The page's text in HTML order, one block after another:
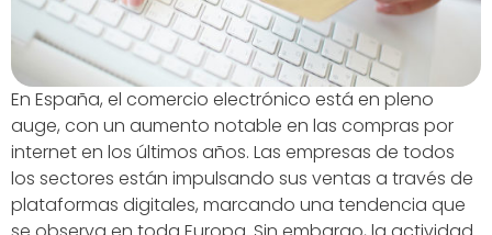
En España, el comercio electrónico está en pleno
auge, con un aumento notable en las compras por
internet en los últimos años. Las empresas de todos
los sectores están impulsando sus ventas a través de
plataformas digitales, marcando una tendencia que